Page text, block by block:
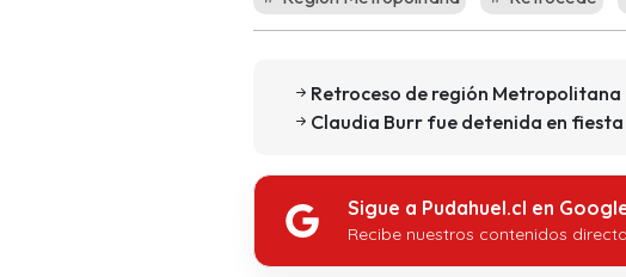
Retroceso de región Metropolitana
Claudia Burr fue detenida en
Sigue a Pudahuel.cl en
Recibe nuestros contenidos